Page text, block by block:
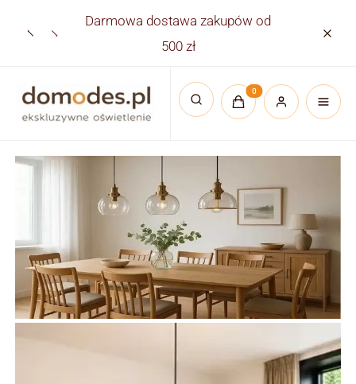
Darmowa dostawa zakupów od
500 zł
Otwórz wyszukiwarkę
Produkty w
Lampy wiszące